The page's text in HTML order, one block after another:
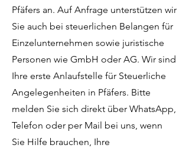
Pfäfers an. Auf Anfrage unterstützen wir
Sie auch bei steuerlichen Belangen für
Einzelunternehmen sowie juristische
Personen wie GmbH oder AG. Wir sind
Ihre erste Anlaufstelle für Steuerliche
Angelegenheiten in Pfäfers. Bitte
melden Sie sich direkt über WhatsApp,
Telefon oder per Mail bei uns, wenn
Sie Hilfe brauchen, Ihre